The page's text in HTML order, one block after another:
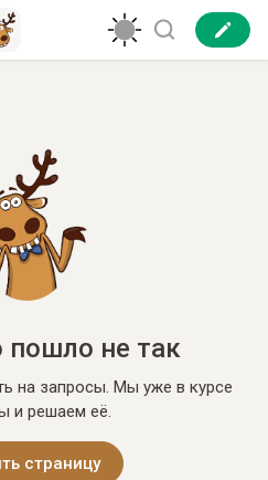
пошло не так
на запросы. Мы уже в курсе
и решаем её.
страницу